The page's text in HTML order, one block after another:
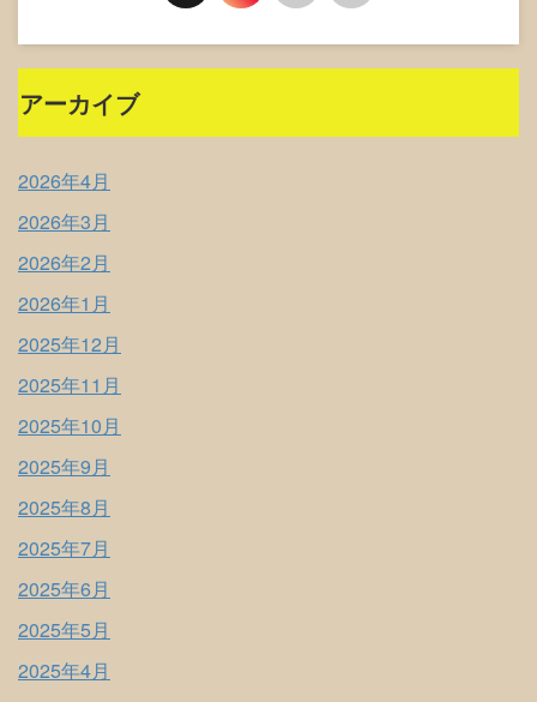
アーカイブ
2026年4月
2026年3月
2026年2月
2026年1月
2025年12月
2025年11月
2025年10月
2025年9月
2025年8月
2025年7月
2025年6月
2025年5月
2025年4月